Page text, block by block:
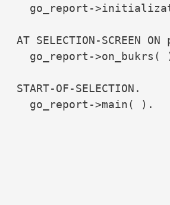
go_report-
AT SELECTION-SCREEN
go_report->on_bukrs(
START-OF-SELECTION.
go_report->main( ).